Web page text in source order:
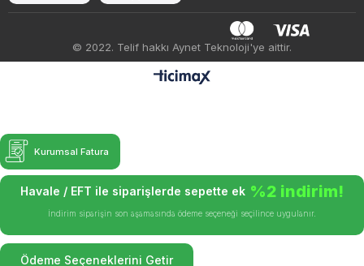
© 2022. Telif hakkı Aynet Teknoloji'ye aittir.
Kurumsal Fatura
Havale / EFT ile siparişlerde sepette ek %2 indirim!
İndirim siparişin son aşamasında ödeme seçeneği seçilince uygulanır.
Ödeme Seçeneklerini Getir